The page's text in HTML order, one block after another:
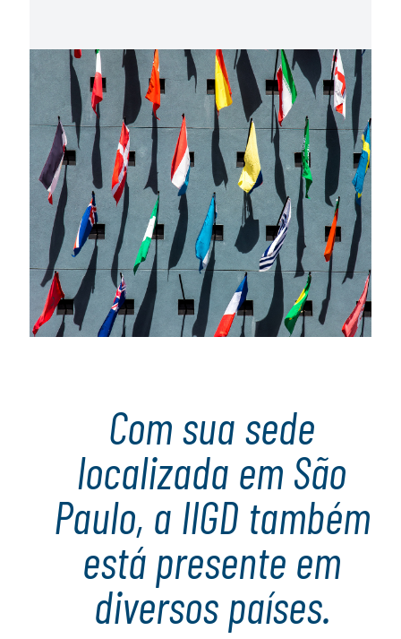
Com sua sede
localizada em São
Paulo, a IIGD também
está presente em
diversos países.